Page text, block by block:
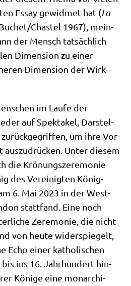
Essay gewid­met hat (La
​Chastel 1967), mein­
der Mensch tat­säch­lich
Dimen­si­on zu einer
Dimen­si­on der Wirk­
im Lau­fe der
auf Spek­ta­kel, Dar­stel­
um ihre Vor­
Unter die­sem
die Krö­nungs­ze­re­mo­nie
des Ver­ei­nig­ten König­
6. Mai 2023 in der West­
statt­fand. Eine noch
Zere­mo­nie, die nicht
von heu­te wider­spie­gelt,
Echo einer katho­li­schen
ins 16. Jahr­hun­dert hin­
Köni­ge eine mon­ar­chi­